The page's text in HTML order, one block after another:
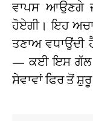
ਵਾਪਸ ਆਉਣਗੇ
ਹੋਏਗੀ। ਇਹ
ਤਣਾਅ ਵਧਾਉਂਦੀ
— ਕਈ ਇਸ ਗੱਲ
ਸੇਵਾਵਾਂ ਫਿਰ ਤੋਂ